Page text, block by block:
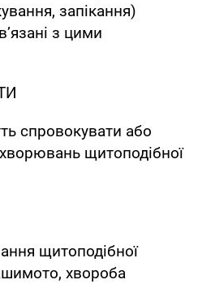
запікання)
з цими
спровокувати або
щитоподібної
щитоподібної
хвороба